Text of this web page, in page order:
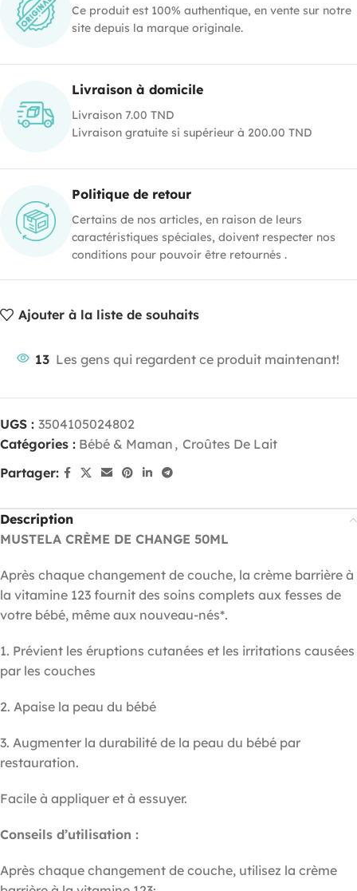
Ce produit est 100% authentique, en vente sur notre
site depuis la marque originale.
Livraison à domicile
Livraison 7.00 TND
Livraison gratuite si supérieur à 200.00 TND
Politique de retour
Certains de nos articles, en raison de leurs
caractéristiques spéciales, doivent respecter nos
conditions pour pouvoir être retournés .
Ajouter à la liste de souhaits
13 Les gens qui regardent ce produit maintenant!
UGS : 3504105024802
Catégories : Bébé & Maman , Croûtes De Lait
Partager:
Description
MUSTELA CRÈME DE CHANGE 50ML
Après chaque changement de couche, la crème barrière à
la vitamine 123 fournit des soins complets aux fesses de
votre bébé, même aux nouveau-nés*.
1. Prévient les éruptions cutanées et les irritations causées
par les couches
2. Apaise la peau du bébé
3. Augmenter la durabilité de la peau du bébé par
restauration.
Facile à appliquer et à essuyer.
Conseils d’utilisation :
Après chaque changement de couche, utilisez la crème